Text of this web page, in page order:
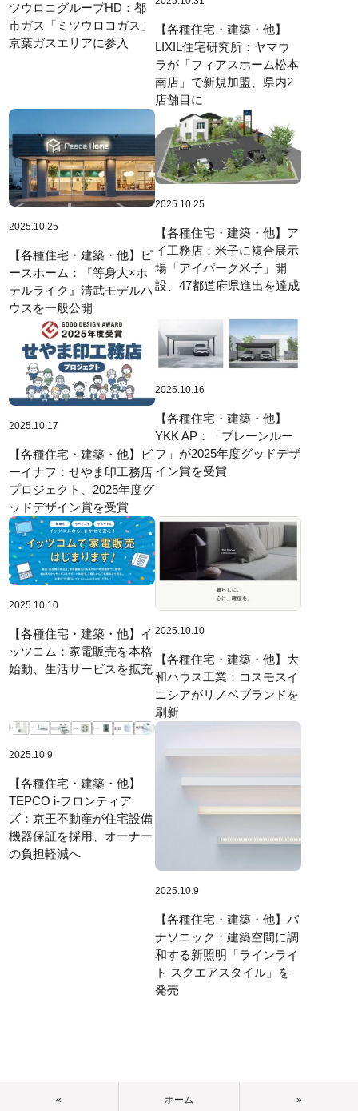
ツウロコグループHD：都
市ガス「ミツウロコガス」
京葉ガスエリアに参入
【各種住宅・建築・他】
LIXIL住宅研究所：ヤマウ
ラが「フィアスホーム松本
南店」で新規加盟、県内2
店舗目に
2025.10.25
【各種住宅・建築・他】ピ
ースホーム：『等身大×ホ
テルライク』清武モデルハ
ウスを一般公開
2025.10.25
【各種住宅・建築・他】ア
イ工務店：米子に複合展示
場「アイパーク米子」開
設、47都道府県進出を達成
2025.10.17
【各種住宅・建築・他】ビ
ーイナフ：せやま印工務店
プロジェクト、2025年度グ
ッドデザイン賞を受賞
2025.10.16
【各種住宅・建築・他】
YKK AP：「プレーンルー
フ」が2025年度グッドデザ
イン賞を受賞
2025.10.10
【各種住宅・建築・他】イ
ッツコム：家電販売を本格
始動、生活サービスを拡充
2025.10.10
【各種住宅・建築・他】大
和ハウス工業：コスモスイ
ニシアがリノベブランドを
刷新
2025.10.9
【各種住宅・建築・他】
TEPCO i-フロンティア
ズ：京王不動産が住宅設備
機器保証を採用、オーナー
の負担軽減へ
2025.10.9
【各種住宅・建築・他】パ
ナソニック：建築空間に調
和する新照明「ラインライ
ト スクエアスタイル」を
発売
ホーム
« »